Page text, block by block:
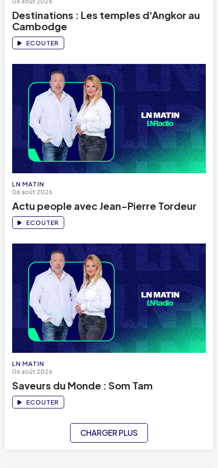
Destinations : Les temples d'Angkor au
Cambodge
ECOUTER
LN MATIN
06 août 2026
Actu people avec Jean-Pierre Tordeur
ECOUTER
LN MATIN
06 août 2026
Saveurs du Monde : Som Tam
ECOUTER
CHARGER PLUS